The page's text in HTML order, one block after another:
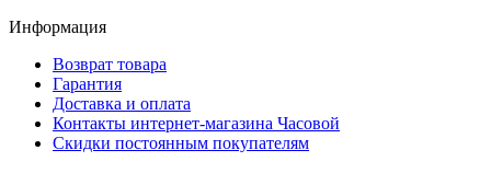
Информация
Возврат товара
Гарантия
Доставка и оплата
Контакты интернет-магазина Часовой
Скидки постоянным покупателям